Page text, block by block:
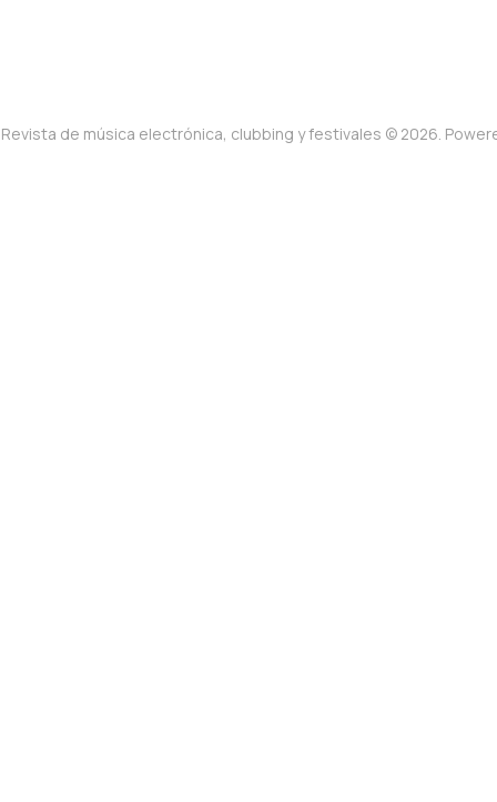
de música electrónica, clubbing y festivales © 2026.